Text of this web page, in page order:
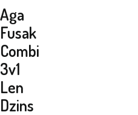
Aga
Fusak
Combi
3v1
Len
Dzins